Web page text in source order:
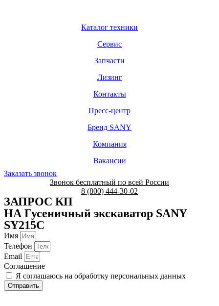
Каталог техники
Сервис
Запчасти
Лизинг
Контакты
Пресс-центр
Бренд SANY
Компания
Вакансии
Заказать звонок
Звонок бесплатный по всей России
8 (800) 444-30-02
ЗАПРОС КП
НА Гусеничный экскаватор SANY
SY215C
Имя
Телефон
Email
Соглашение
Я соглашаюсь на обработку персональных данных
Отправить